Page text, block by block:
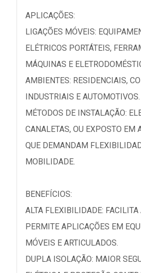
APLICAÇÕES:
LIGAÇÕES MÓVEIS:
ELÉTRICOS PORTÁTEIS,
MÁQUINAS E
AMBIENTES: RESIDENCIAIS,
INDUSTRIAIS E AUTOMOTIVOS.
MÉTODOS DE INSTALAÇÃO:
CANALETAS, OU EXPOSTO EM
QUE DEMANDAM
MOBILIDADE.
BENEFÍCIOS:
ALTA FLEXIBILIDADE:
PERMITE APLICAÇÕES EM
MÓVEIS E ARTICULADOS.
DUPLA ISOLAÇÃO: MAIOR